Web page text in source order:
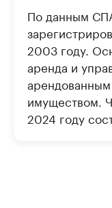
По данным
2003 году.
аренда и
имуществом.
2024 году